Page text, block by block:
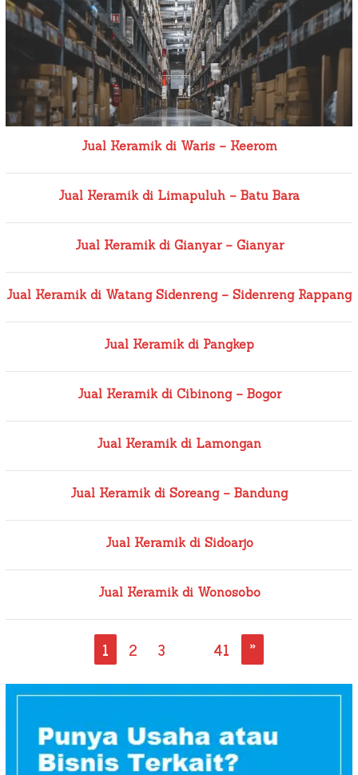
Jual Keramik di Waris – Keerom
Jual Keramik di Limapuluh – Batu Bara
Jual Keramik di Gianyar – Gianyar
Jual Keramik di Watang Sidenreng – Sidenreng Rappang
Jual Keramik di Pangkep
Jual Keramik di Cibinong – Bogor
Jual Keramik di Lamongan
Jual Keramik di Soreang – Bandung
Jual Keramik di Sidoarjo
Jual Keramik di Wonosobo
1 2 3 41 »